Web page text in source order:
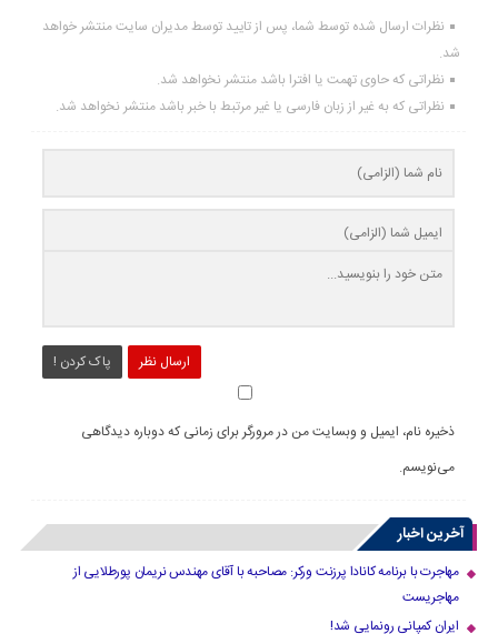
نظرات ارسال شده توسط شما، پس از تایید توسط مدیران سایت منتشر خواهد
شد.
نظراتی که حاوی تهمت یا افترا باشد منتشر نخواهد شد.
نظراتی که به غیر از زبان فارسی یا غیر مرتبط با خبر باشد منتشر نخواهد شد.
ارسال نظر پاک کردن !
ذخیره نام، ایمیل و وبسایت من در مرورگر برای زمانی که دوباره دیدگاهی
می‌نویسم.
آخرین اخبار
مهاجرت با برنامه کانادا پرزنت ورکر: مصاحبه با آقای مهندس نریمان پورطلایی از
مهاجریست
ایران کمپانی رونمایی شد!